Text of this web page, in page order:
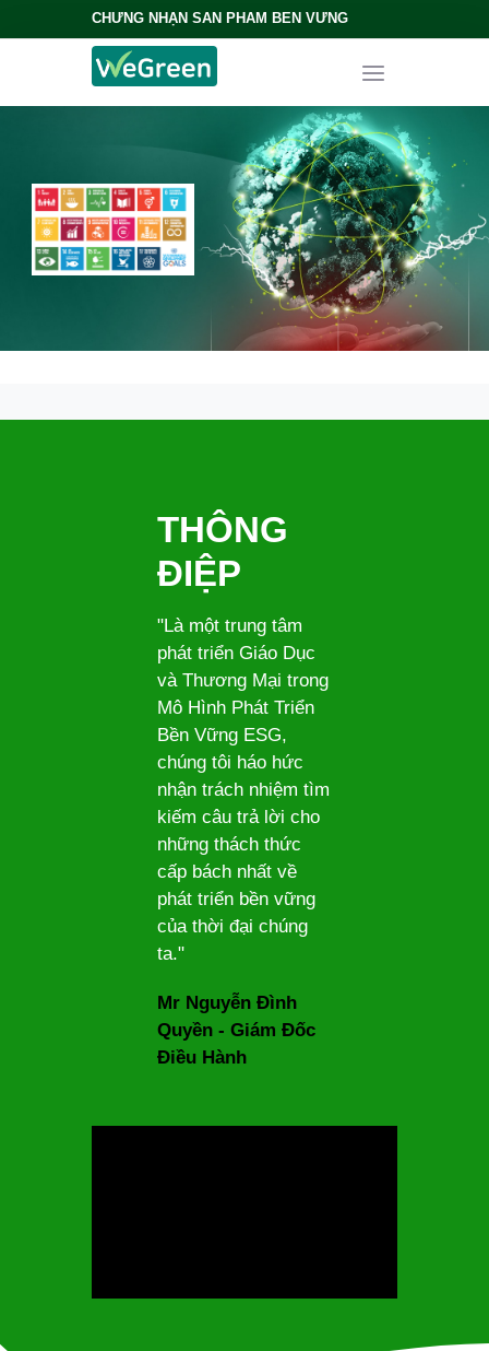
CHỨNG NHẬN SẢN PHẨM BỀN VỮNG
THÔNG
ĐIỆP
"Là một trung tâm
phát triển Giáo Dục
và Thương Mại trong
Mô Hình Phát Triển
Bền Vững ESG,
chúng tôi háo hức
nhận trách nhiệm tìm
kiếm câu trả lời cho
những thách thức
cấp bách nhất về
phát triển bền vững
của thời đại chúng
ta."
Mr Nguyễn Đình
Quyền - Giám Đốc
Điều Hành